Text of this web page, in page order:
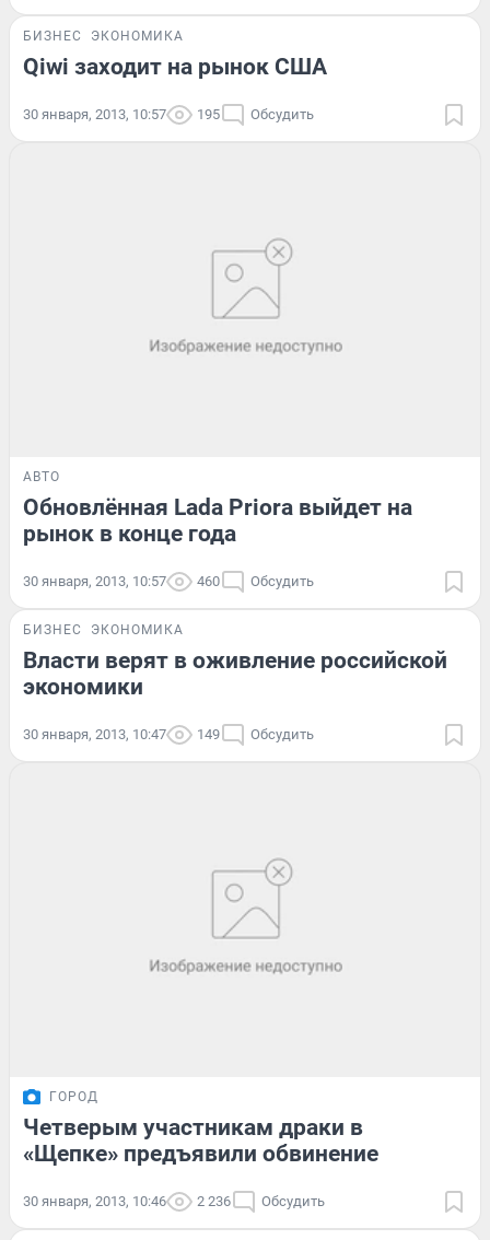
БИЗНЕС ЭКОНОМИКА
Qiwi заходит на рынок США
30 января, 2013, 10:57 195 Обсудить
АВТО
Обновлённая Lada Priora выйдет на
рынок в конце года
30 января, 2013, 10:57 460 Обсудить
БИЗНЕС ЭКОНОМИКА
Власти верят в оживление российской
экономики
30 января, 2013, 10:47 149 Обсудить
ГОРОД
Четверым участникам драки в
«Щепке» предъявили обвинение
30 января, 2013, 10:46 2 236 Обсудить